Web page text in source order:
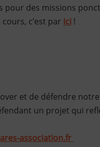
pour des missions
c’est par ici !
et de défendre
un projet qui
association.fr